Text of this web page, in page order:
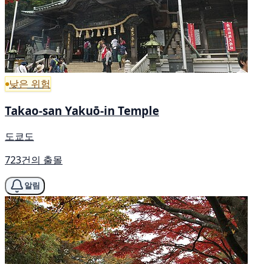
낮은 위험
Takao-san Yakuō-in Temple
도쿄도
723건의 출몰
알림